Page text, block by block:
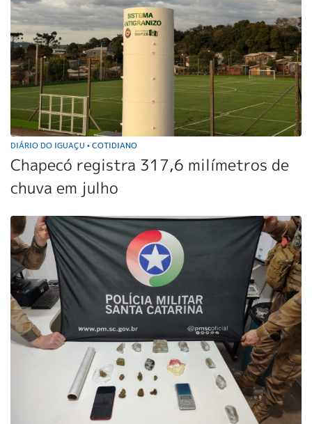
DIÁRIO DO IGUAÇU • COTIDIANO
Chapecó registra 317,6 milímetros de
chuva em julho